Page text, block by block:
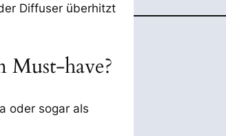
Diffuser überhitzt
have?
oder sogar als